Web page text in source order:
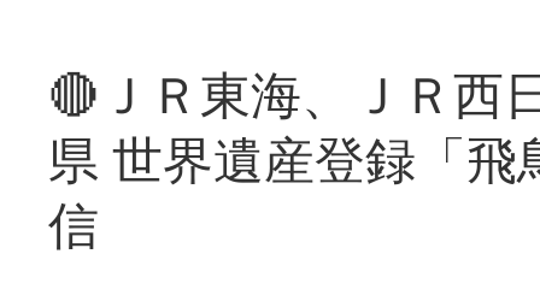
🔴ＪＲ東海、ＪＲ西
県 世界遺産登録「
信